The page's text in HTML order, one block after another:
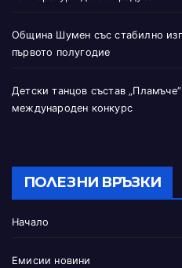
Община Шумен със стабилно
първото полугодие
Детски танцов състав
международен конкурс
ПОЛЕЗНИ ВРЪЗКИ
Начало
Емисии новини